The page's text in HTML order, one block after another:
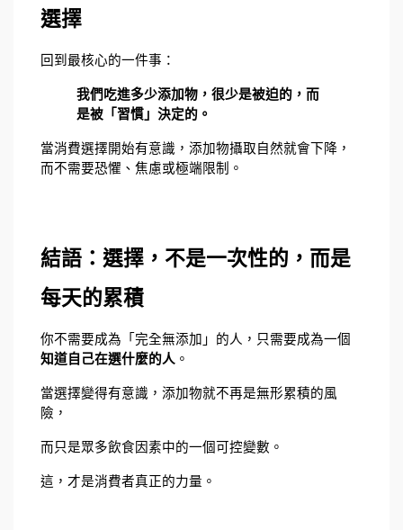
選擇
回到最核心的一件事：
我們吃進多少添加物，很少是被迫的，而
是被「習慣」決定的。
當消費選擇開始有意識，添加物攝取自然就會下降，
而不需要恐懼、焦慮或極端限制。
結語：選擇，不是一次性的，而是
每天的累積
你不需要成為「完全無添加」的人，只需要成為一個
知道自己在選什麼的人 。
當選擇變得有意識，添加物就不再是無形累積的風
險，
而只是眾多飲食因素中的一個可控變數。
這，才是消費者真正的力量。